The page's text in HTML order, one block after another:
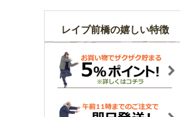
レイブ前橋の嬉しい特徴